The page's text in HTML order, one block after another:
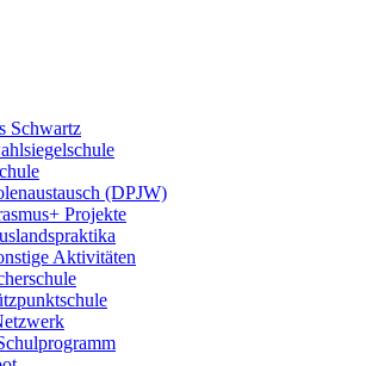
Schwartz
(DPJW)
Projekte
Aktivitäten